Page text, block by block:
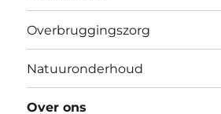
Overbruggingszorg
Natuuronderhoud
Over ons